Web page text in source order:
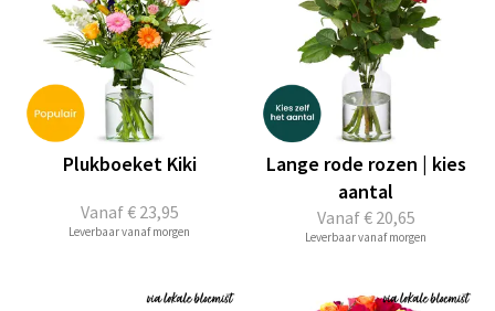
Vanaf€ 23,95
Plukboeket Kiki
Leverbaar vanaf morgen
Vanaf€ 20,65
Lange rode rozen | kies
aantal
Leverbaar vanaf morgen